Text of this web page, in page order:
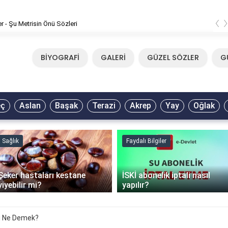
- Şu Metrisin Önü Sözleri ‹ ›
BİYOGRAFİ GALERİ GÜZEL SÖZLER
Aslan Başak Terazi Akrep Yay Oğlak
Sağlık
hastaları kestane
mi?
Faydalı Bilgiler
İSKİ abonelik iptali nasıl
yapılır?
Demek?